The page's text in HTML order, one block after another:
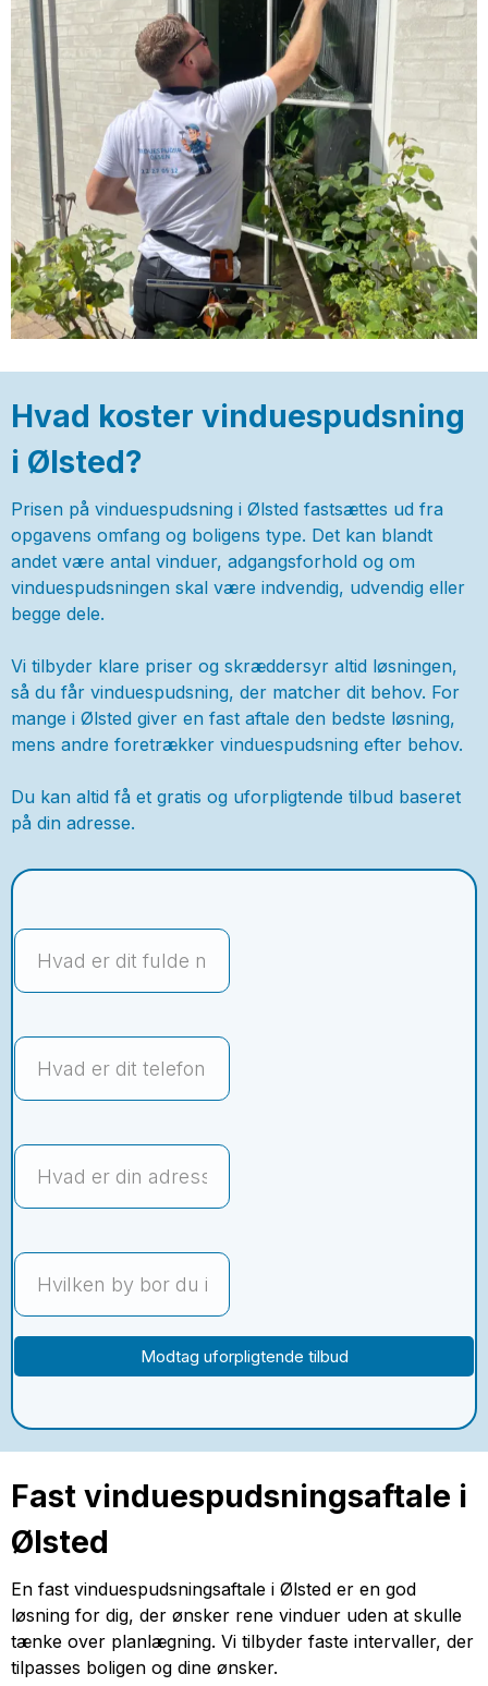
Hvad koster vinduespudsning
i Ølsted?
Prisen på vinduespudsning i Ølsted fastsættes ud fra
opgavens omfang og boligens type. Det kan blandt
andet være antal vinduer, adgangsforhold og om
vinduespudsningen skal være indvendig, udvendig eller
begge dele.
Vi tilbyder klare priser og skræddersyr altid løsningen,
så du får vinduespudsning, der matcher dit behov. For
mange i Ølsted giver en fast aftale den bedste løsning,
mens andre foretrækker vinduespudsning efter behov.
Du kan altid få et gratis og uforpligtende tilbud baseret
på din adresse.
Modtag uforpligtende tilbud
Fast vinduespudsningsaftale i
Ølsted
En fast vinduespudsningsaftale i Ølsted er en god
løsning for dig, der ønsker rene vinduer uden at skulle
tænke over planlægning. Vi tilbyder faste intervaller, der
tilpasses boligen og dine ønsker.